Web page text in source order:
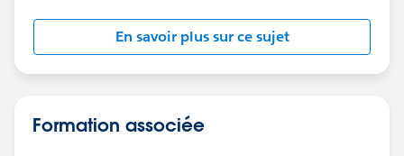
En savoir plus sur ce sujet
Formation associée